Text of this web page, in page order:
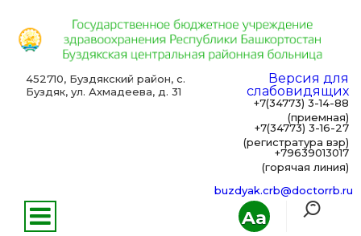
Aa
452710, Буздякский район, с.
Буздяк, ул. Ахмадеева, д. 31
Версия для
слабовидящих
+7(34773) 3-14-88
(приемная)
+7(34773) 3-16-27
(регистратура взр)
+79639013017
(горячая линия)
buzdyak.crb@doctorrb.ru